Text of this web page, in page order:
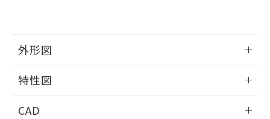
外形図
外形図
特性図
CAD
の共同利用に関して"
の「1.共同利
※本証明書は発行日時点で非含有を証明す
るもので、過去に遡って非含有を証明する
ものではありません。
また、RoHS指令のフタル酸エステル類４
物質の対応では、対応完了までの期間は出